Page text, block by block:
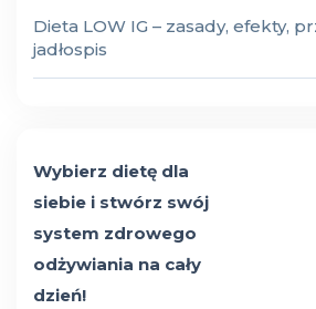
Dieta LOW IG – zasady, efekty,
jadłospis
Wybierz dietę dla
siebie i stwórz swój
system zdrowego
odżywiania na cały
dzień!